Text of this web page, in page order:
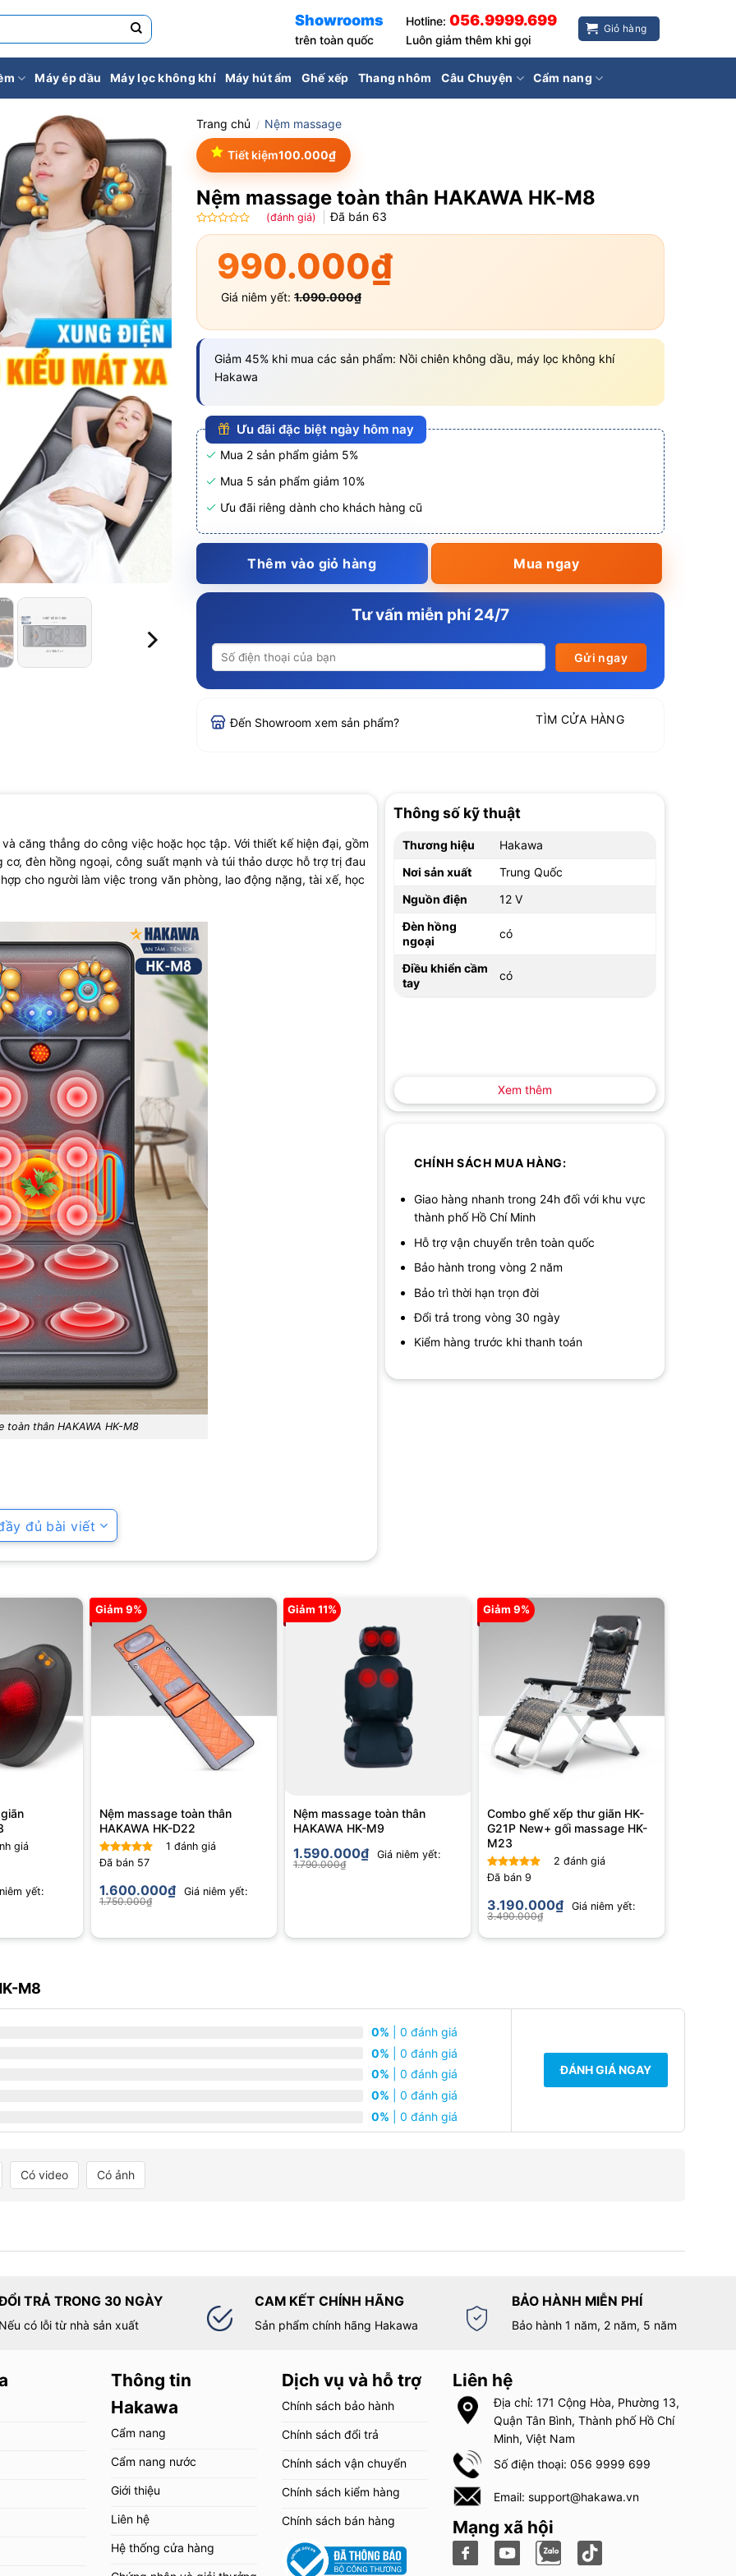
Showrooms
trên toàn quốc
Hotline:056.9999.699
Luôn giảm thêm khi gọi
Giỏ hàng
Máy ép dầu Máy lọc không khí Máy hút ẩm Ghế xếp Thang nhôm Câu Chuyện Cẩm nang
Trang chủ / Nệm massage
Tiết kiệm100.000₫
Nệm massage toàn thân HAKAWA HK-M8
Được
xếp
hạng
(đánh giá) Đã bán 63
990.000₫
Giá niêm yết: 1.090.000₫
Giảm 45% khi mua các sản phẩm: Nồi chiên không dầu, máy lọc không khí
Hakawa
Ưu đãi đặc biệt ngày hôm nay
Mua 2 sản phẩm giảm 5%
Mua 5 sản phẩm giảm 10%
Ưu đãi riêng dành cho khách hàng cũ
Thêm vào giỏ hàng Mua ngay
Tư vấn miễn phí 24/7
Đến Showroom xem sản phẩm? TÌM CỬA HÀNG
căng thẳng do công việc hoặc học tập. Với thiết kế hiện đại, gồm
đèn hồng ngoại, công suất mạnh và túi thảo dược hỗ trợ trị đau
cho người làm việc trong văn phòng, lao động nặng, tài xế, học
toàn thân HAKAWA HK-M8
massage
có đèn hồng ngoại
cột sống lưng, đau lưng, mỏi lưng
ở vùng cổ
giúp hỗ trợ giảm đau mỏi lưng và hạn chế
của thoát vị đĩa đệm
nhung êm ái và mềm mịn, giúp mang lại cảm giác thoải mái và
ra, sử dụng sợi carbon bền bỉ cải thiện độ bền của sản phẩm,
tốt. Sự kết hợp giữa các chất liệu này giúp mang lại trải nghiệm
massage Hakawa HK-M8.
đủ bài viết
Thông số kỹ thuật
Thương hiệu
Hakawa
Nơi sản xuất
Trung Quốc
Nguồn điện
12 V
Đèn hồng
ngoại
có
Điều khiển cầm
tay
có
Xem thêm
CHÍNH SÁCH MUA HÀNG:
Giao hàng nhanh trong 24h đối với khu vực
thành phố Hồ Chí Minh
Hỗ trợ vận chuyển trên toàn quốc
Bảo hành trong vòng 2 năm
Bảo trì thời hạn trọn đời
Đổi trả trong vòng 30 ngày
Kiểm hàng trước khi thanh toán
giá
yết:
Giảm 9%
Nệm massage toàn thân
HAKAWA HK-D22
Được xếp
5 sao
1 đánh giá
Đã bán 57
1.600.000₫
Giá niêm yết:
1.750.000₫
Giảm 11%
Nệm massage toàn thân
HAKAWA HK-M9
1.590.000₫
Giá niêm yết:
1.790.000₫
Giảm 9%
Combo ghế xếp thư giãn HK-
G21P New+ gối massage HK-
M23
Được xếp
5 sao
2 đánh giá
Đã bán 9
3.190.000₫
Giá niêm yết:
3.490.000₫
M8
0% | 0 đánh giá
0% | 0 đánh giá
0% | 0 đánh giá
0% | 0 đánh giá
0% | 0 đánh giá
ĐÁNH GIÁ NGAY
Có video Có ảnh
TRẢ TRONG 30 NGÀY
Nếu có lỗi từ nhà sản xuất
CAM KẾT CHÍNH HÃNG
Sản phẩm chính hãng Hakawa
BẢO HÀNH MIỄN PHÍ
Bảo hành 1 năm, 2 năm, 5 năm
Thông tin
Hakawa
Cẩm nang
Cẩm nang nước
Giới thiệu
Liên hệ
Hệ thống cửa hàng
Dịch vụ và hỗ trợ
Chính sách bảo hành
Chính sách đổi trả
Chính sách vận chuyển
Chính sách kiểm hàng
Chính sách bán hàng
Liên hệ
Địa chỉ: 171 Cộng Hòa, Phường 13,
Quận Tân Bình, Thành phố Hồ Chí
Minh, Việt Nam
Số điện thoại: 056 9999 699
Email: support@hakawa.vn
Mạng xã hội